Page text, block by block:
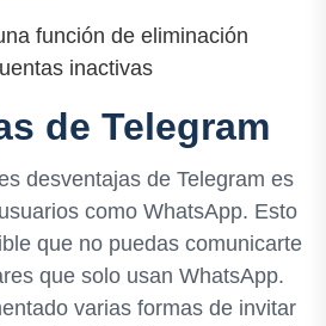
función de eliminación
inactivas
de Telegram
desventajas de Telegram es
como WhatsApp. Esto
que no puedas comunicarte
que solo usan WhatsApp.
varias formas de invitar